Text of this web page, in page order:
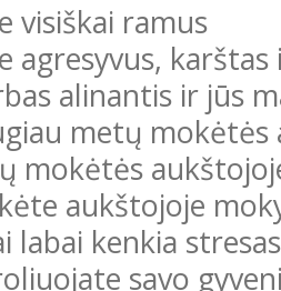
visiškai ramus
agresyvus,
alinantis ir jūs
metų
mokėtės
aukštojoje
labai kenkia
savo